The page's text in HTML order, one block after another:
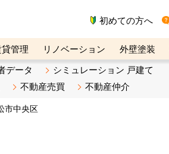
初めての方へ
管理 リノベーション 外壁塗装
ジンBiz 不動産売却ご相談デスク
データ
シミュレーション 戸建て
不動産売買 不動産仲介
市中央区